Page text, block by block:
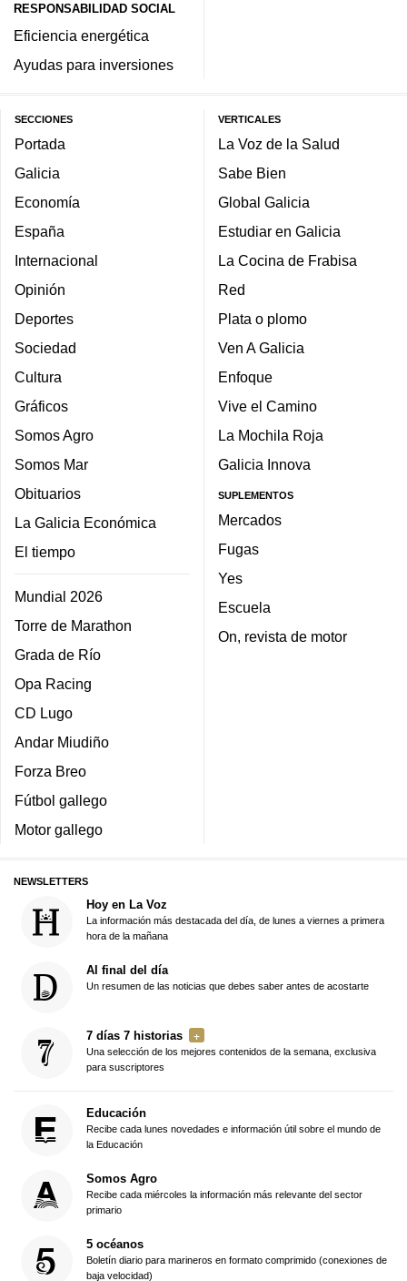
RESPONSABILIDAD SOCIAL
Eficiencia energética
Ayudas para inversiones
SECCIONES
Portada
Galicia
Economía
España
Internacional
Opinión
Deportes
Sociedad
Cultura
Gráficos
Somos Agro
Somos Mar
Obituarios
La Galicia Económica
El tiempo
Mundial 2026
Torre de Marathon
Grada de Río
Opa Racing
CD Lugo
Andar Miudiño
Forza Breo
Fútbol gallego
Motor gallego
VERTICALES
La Voz de la Salud
Sabe Bien
Global Galicia
Estudiar en Galicia
La Cocina de Frabisa
Red
Plata o plomo
Ven A Galicia
Enfoque
Vive el Camino
La Mochila Roja
Galicia Innova
SUPLEMENTOS
Mercados
Fugas
Yes
Escuela
On, revista de motor
NEWSLETTERS
Hoy en La Voz
La información más destacada del día, de lunes a viernes a primera
hora de la mañana
Al final del día
Un resumen de las noticias que debes saber antes de acostarte
7 días 7 historias
Una selección de los mejores contenidos de la semana, exclusiva
para suscriptores
Educación
Recibe cada lunes novedades e información útil sobre el mundo de
la Educación
Somos Agro
Recibe cada miércoles la información más relevante del sector
primario
5 océanos
Boletín diario para marineros en formato comprimido (conexiones de
baja velocidad)